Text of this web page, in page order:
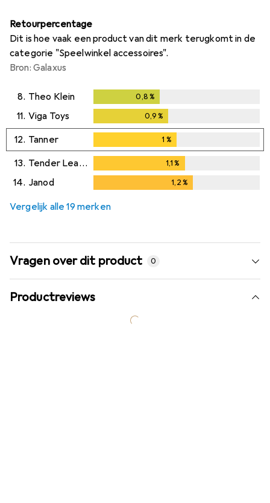
Retourpercentage
Dit is hoe vaak een product van dit merk terugkomt in de
categorie "Speelwinkel accessoires".
Bron: Galaxus
8. Theo Klein 0,8 %
11. Viga Toys 0,9%
12. Tanner 1 %
13. Tender Leaf Toys 1,1%
14. Janod 1,2%
Vergelijk alle 19 merken
Vragen over dit product 0
Productreviews